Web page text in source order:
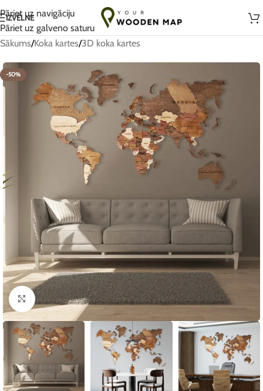
Pāriet uz navigāciju
Pāriet uz galveno saturu
Ar rokām darināts ar mīlestību Lietuvā
IZVĒLNE
Sākums/Koka kartes/3D koka kartes
-50%
Noklikšķiniet, lai palielinātu